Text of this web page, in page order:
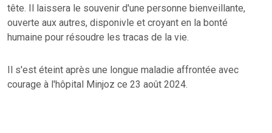
tête. Il laissera le souvenir d'une personne bienveillante,
ouverte aux autres, disponivle et croyant en la bonté
humaine pour résoudre les tracas de la vie.
Il s'est éteint après une longue maladie affrontée avec
courage à l'hôpital Minjoz ce 23 août 2024.